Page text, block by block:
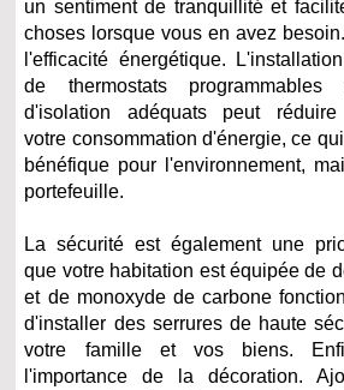
un sentiment de tranquillité et
choses lorsque vous en avez
l'efficacité énergétique.
de thermostats
d'isolation adéquats peut réduire
votre consommation d'énergie, ce
bénéfique pour l'environnement,
portefeuille.
La sécurité est également une
que votre habitation est équipée de
et de monoxyde de carbone
d'installer des serrures de haute
votre famille et vos biens.
l'importance de la décoration.